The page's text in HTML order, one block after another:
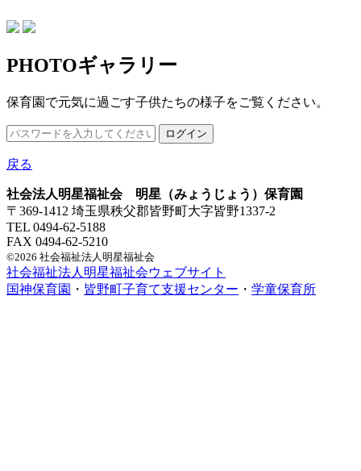
PHOTOギャラリー
保育園で元気に過ごす子供たちの様子をご覧ください。
戻る
社会法人明星福祉会 明星（みょうじょう）保育園
〒369-1412 埼玉県秩父郡皆野町大字皆野1337-2
TEL 0494-62-5188
FAX 0494-62-5210
©2026 社会福祉法人明星福祉会
社会福祉法人明星福祉会ウェブサイト
国神保育園 ・ 皆野町子育て支援センター ・ 学童保育所